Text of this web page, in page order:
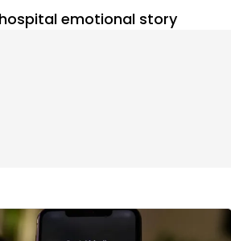
hospital emotional story